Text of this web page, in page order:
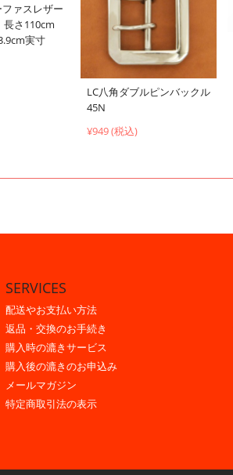
ァスレザー
長さ110cm
実寸
LC八角ダブルピンバックル
45N
¥949 (税込)
SERVICES
配送やお支払い方法
返品・交換のお手続き
購入時の漉きサービス
購入後の漉きのお申込み
メールマガジン
特定商取引法の表示